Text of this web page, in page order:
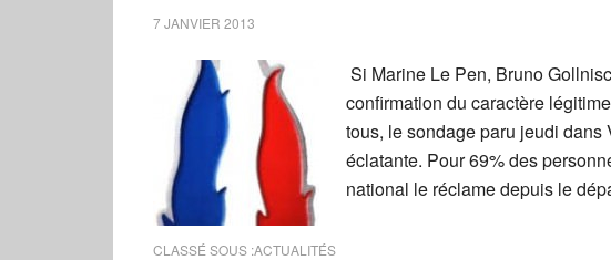
7 JANVIER 2013
Si Marine Le Pen, Bruno
confirmation du caractère
tous, le sondage paru jeudi
éclatante. Pour 69% des
national le réclame depuis le
CLASSÉ SOUS :ACTUALITÉS